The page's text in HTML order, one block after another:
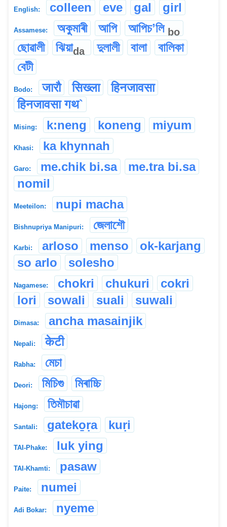
English: colleen eve gal girl
Assamese: অকুমাৰী আপি আপিচʼলি bo
ছোৱালী ঝিয়াda দুলালী বালা
বালিকা
বেটী
Bodo: जारौ सिख्ला
हिनजावसा
हिनजावसा गथ`
Mising: k:neng koneng miyum
Khasi: ka khynnah
Garo: me.chik bi.sa
me.tra bi.sa
nomil
Meeteilon: nupi macha
Bishnupriya Manipuri: জেলাশৌ
Karbi: arloso menso
ok-karjang
so arlo
solesho
Nagamese: chokri chukuri
cokri
lori
sowali suali suwali
Dimasa: ancha masainjik
Nepali: केटी
Rabha: মেচা
Deori: মিচিগু মিৰাচ্চি
Hajong: তিমৗচাৱা
Santali: gateko̱ṛa kuṛi
TAI-Phake: luk ying
TAI-Khamti: pasaw
Paite: numei
Adi Bokar: nyeme